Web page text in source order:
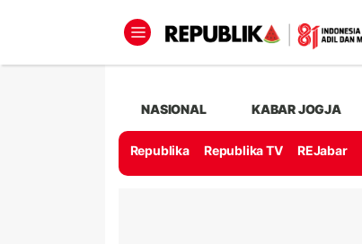
NASIONAL KABAR JOGJA
Republika Republika TV REJabar